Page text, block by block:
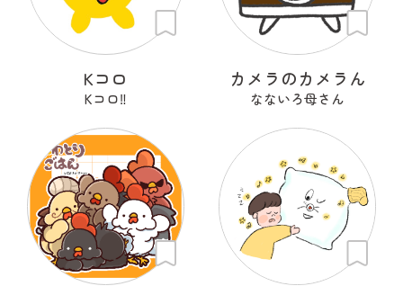
Kコロ
Kコロ‼︎
カメラのカメラん
なないろ母さん